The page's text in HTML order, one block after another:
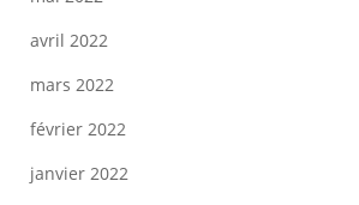
avril 2022
mars 2022
février 2022
janvier 2022